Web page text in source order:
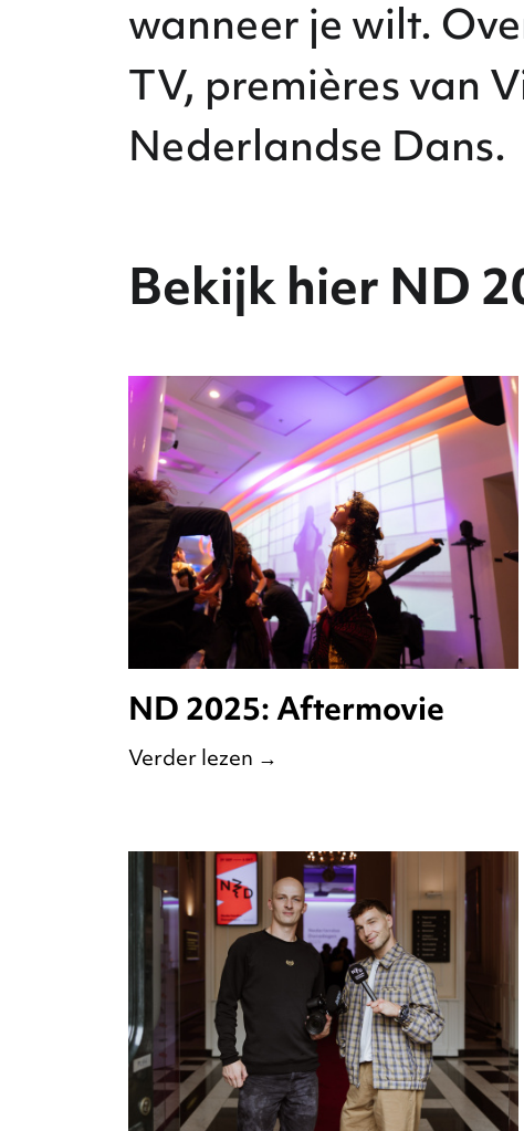
wanneer je wilt.
TV, premières van
Nederlandse Dans.
Bekijk hier ND
ND 2025: Aftermovie
Verder lezen →